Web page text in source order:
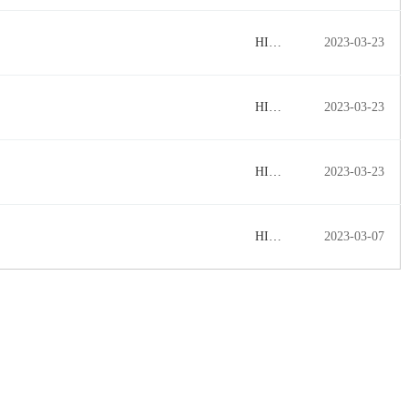
HI… 2023-03-23
HI… 2023-03-23
HI… 2023-03-23
HI… 2023-03-07